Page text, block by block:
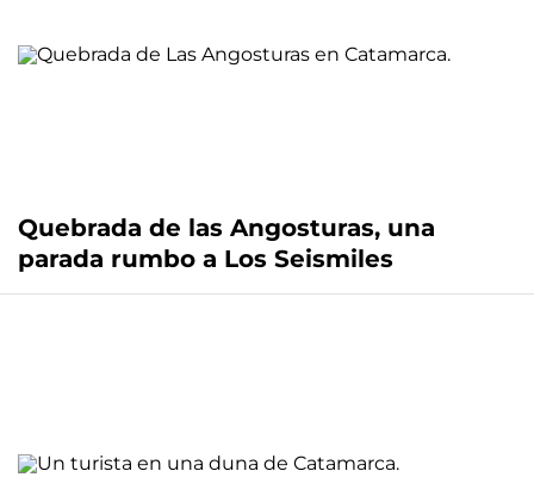
Quebrada de las Angosturas, una
parada rumbo a Los Seismiles